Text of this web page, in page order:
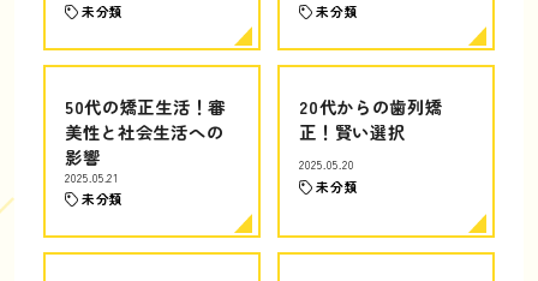
未分類 未分類
50代の矯正生活！審
美性と社会生活への
影響
2025.05.21
未分類
20代からの歯列矯
正！賢い選択
2025.05.20
未分類